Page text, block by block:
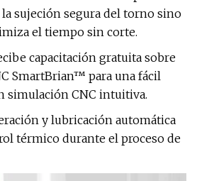
sujeción segura del torno sino
el tiempo sin corte.
capacitación gratuita sobre
SmartBrian™ para una fácil
simulación CNC intuitiva.
y lubricación automática
térmico durante el proceso de